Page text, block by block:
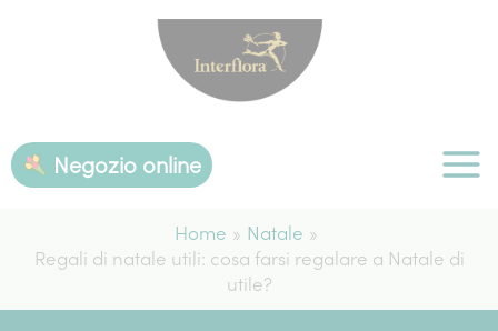
Negozio online
Home
Natale
Regali di natale utili: cosa farsi regalare a Natale di
utile?